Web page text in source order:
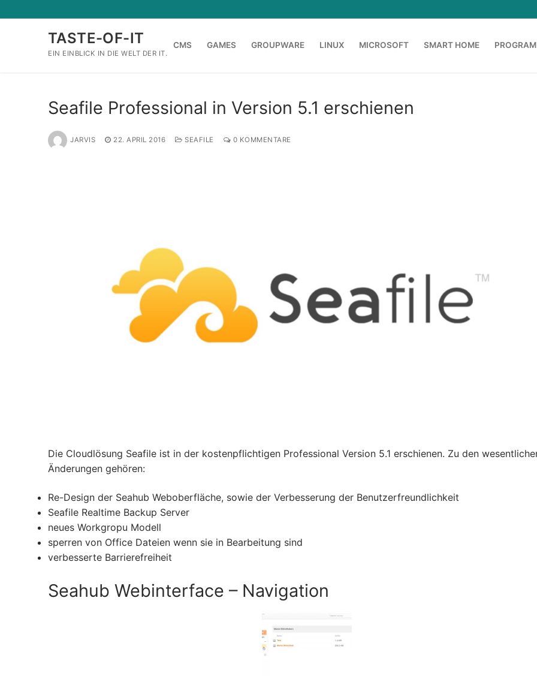
Inhalt
TASTE-OF-IT
EIN EINBLICK IN DIE WELT DER IT.
CMS GAMES GROUPWARE LINUX MICROSOFT SMART HOME
Seafile Professional in Version 5.1 erschienen
JARVIS 22. APRIL 2016 SEAFILE 0 KOMMENTARE
Die Cloudlösung Seafile ist in der kostenpflichtigen Professional Version 5.1 erschienen. Zu den
Änderungen gehören:
Re-Design der Seahub Weboberfläche, sowie der Verbesserung der Benutzerfreundlichkeit
Seafile Realtime Backup Server
neues Workgropu Modell
sperren von Office Dateien wenn sie in Bearbeitung sind
verbesserte Barrierefreiheit
Seahub Webinterface – Navigation